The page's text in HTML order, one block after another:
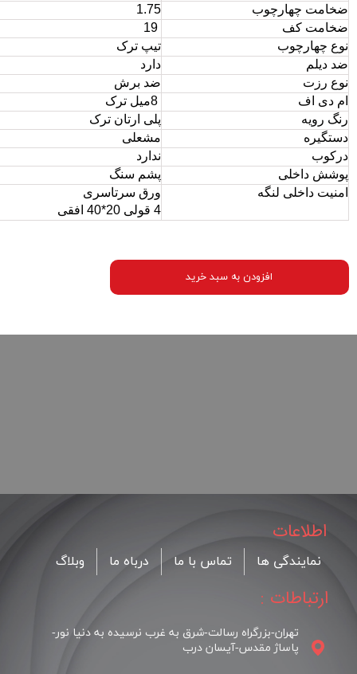
ضخامت چهارچوب
1.75
ضخامت کف
19
نوع چهارچوب
تیپ ترک
ضد دیلم
دارد
نوع رزت
ضد برش
ام دی اف
8میل ترک
رنگ رویه
پلی ارتان ترک
دستگیره
مشعلی
درکوب
ندارد
پوشش داخلی
پشم سنگ
امنیت داخلی لنگه
ورق سرتاسری
4 قولی 20*40 افقی
افزودن به سبد خرید
نمایندگی ها تماس با ما درباه ما وبلاگ
اطلاعات
ارتباطات :
تهران-بزرگراه رسالت-شرق به غرب نرسیده به دنیا نور-
پاساژ مقدس-آیسان درب